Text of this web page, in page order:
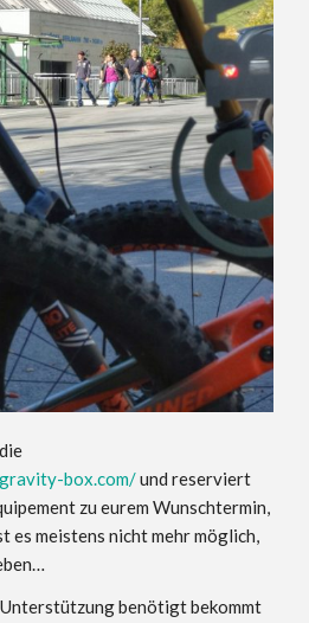
box.com/und reserviert
zu eurem Wunschtermin,
es meistens nicht mehr möglich,
benötigt bekommt